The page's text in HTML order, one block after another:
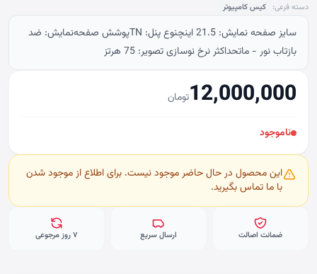
دسته فرعی: کیس کامپیوتر
سایز صفحه نمایش: 21.5 اینچنوع پنل: TNپوشش صفحه‌نمایش: ضد
بازتاب نور - ماتحداکثر نرخ نوسازی تصویر: 75 هرتز
12,000,000تومان
ناموجود
این محصول در حال حاضر موجود نیست. برای اطلاع از موجود شدن
با ما تماس بگیرید.
ضمانت اصالت ارسال سریع ۷ روز مرجوعی